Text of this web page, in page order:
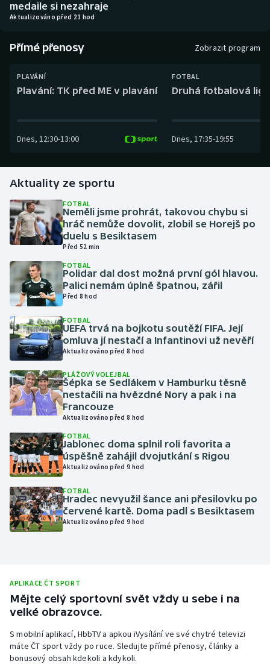
Boby a skeleton
Box
Curling
Golf
Gymnastika
Házená
Jezdectví
Judo
Krasobruslení
Lezení
Lyže a snowboard
Moderní pětiboj
Motorsport
Olympijské hry
Parasport
Plavání
Rychlostní kanoistika
AZ kvíz
medaile si nezahraje
Aktualizováno před 21 hod
Přímé přenosy Zobrazit program
PLAVÁNÍ
Plavání: TK před ME v plavání
Dnes, 12:30-13:00
FOTBAL
Druhá fotbalová
Dnes, 17:35-19:55
Aktuality ze sportu
FOTBAL
Neměli jsme prohrát, takovou chybu si
hráč nemůže dovolit, zlobil se Horejš po
duelu s Besiktasem
Před 52 min
FOTBAL
Polidar dal dost možná první gól hlavou.
Palici nemám úplně špatnou, zářil
Před 8 hod
FOTBAL
UEFA trvá na bojkotu soutěží FIFA. Její
omluva jí nestačí a Infantinovi už nevěří
Aktualizováno před 8 hod
PLÁŽOVÝ VOLEJBAL
Šépka se Sedlákem v Hamburku těsně
nestačili na hvězdné Nory a pak i na
Francouze
Aktualizováno před 8 hod
FOTBAL
Jablonec doma splnil roli favorita a
úspěšně zahájil dvojutkání s Rigou
Aktualizováno před 9 hod
FOTBAL
Hradec nevyužil šance ani přesilovku po
červené kartě. Doma padl s Besiktasem
Aktualizováno před 9 hod
APLIKACE ČT SPORT
Mějte celý sportovní svět vždy u sebe i na
velké obrazovce.
S mobilní aplikací, HbbTV a apkou iVysílání ve své chytré televizi
máte ČT sport vždy po ruce. Sledujte přímé přenosy, články a
bonusový obsah kdekoli a kdykoli.